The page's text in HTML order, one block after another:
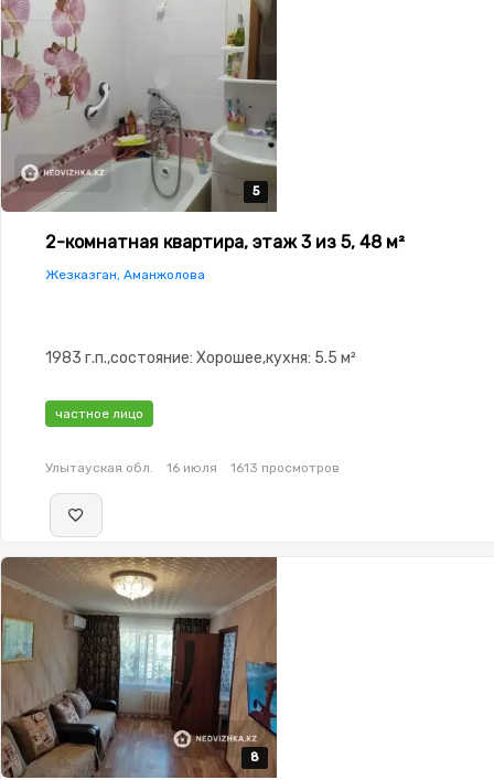
5
5
5
5
5
2-комнатная квартира, этаж 3 из 5, 48 м²
Жезказган, Аманжолова
1983 г.п.,состояние: Хорошее,кухня: 5.5 м²
частное лицо
Улытауская обл. 16 июля 1613 просмотров
8
8
8
8
8